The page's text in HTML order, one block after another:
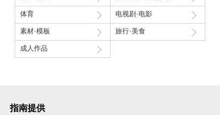
体育 电视剧·电影
素材·模板 旅行·美食
成人作品
指南提供